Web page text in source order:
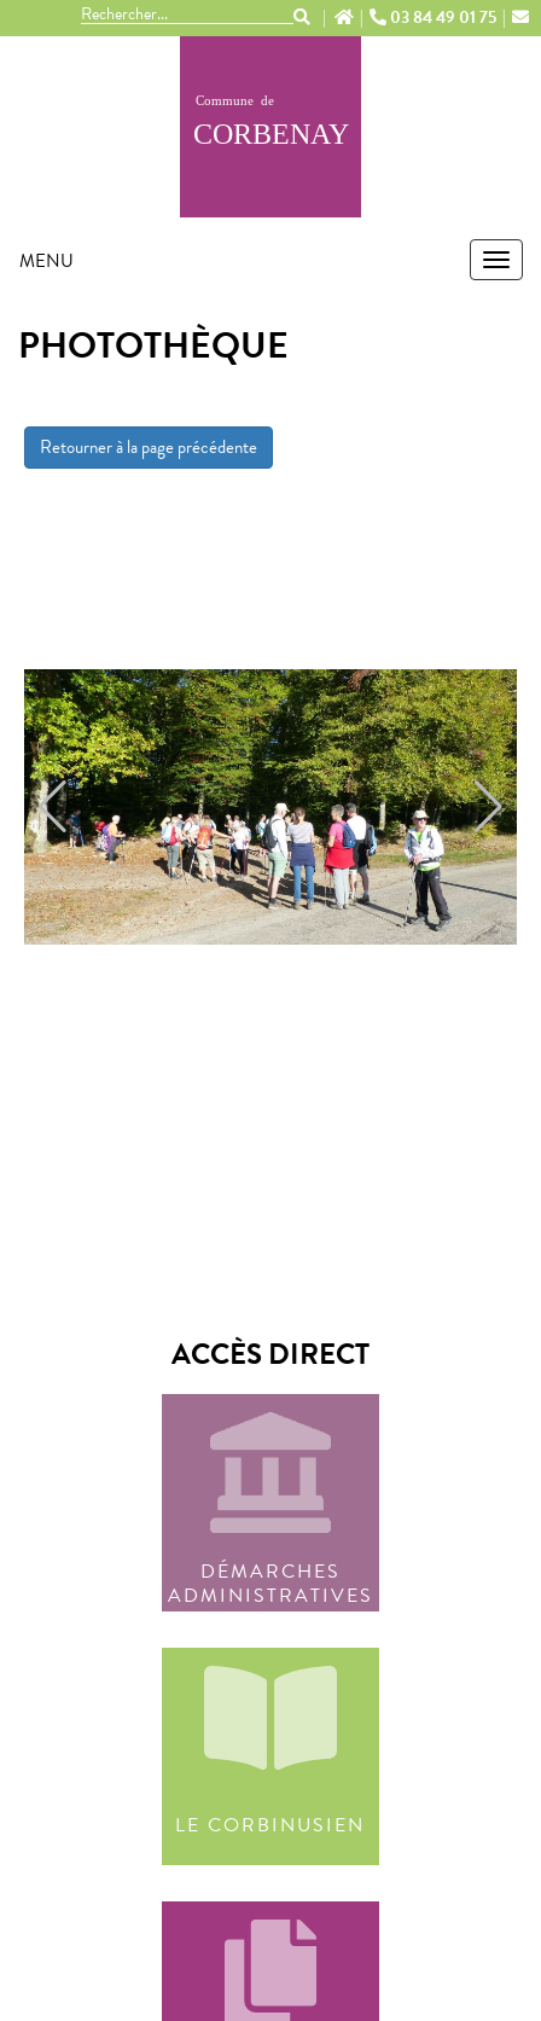
03 84 49 01 75
MENU
PHOTOTHÈQUE
Retourner à la page précédente
ACCÈS DIRECT
DÉMARCHES
ADMINISTRATIVES
LE CORBINUSIEN
Panneau de gestion des cookies